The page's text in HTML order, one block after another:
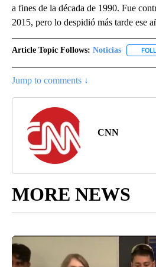
a fines de la década de 1990. Fue
2015, pero lo despidió más tarde ese
Article Topic Follows: Noticias
Jump to comments ↓
CNN
MORE NEWS